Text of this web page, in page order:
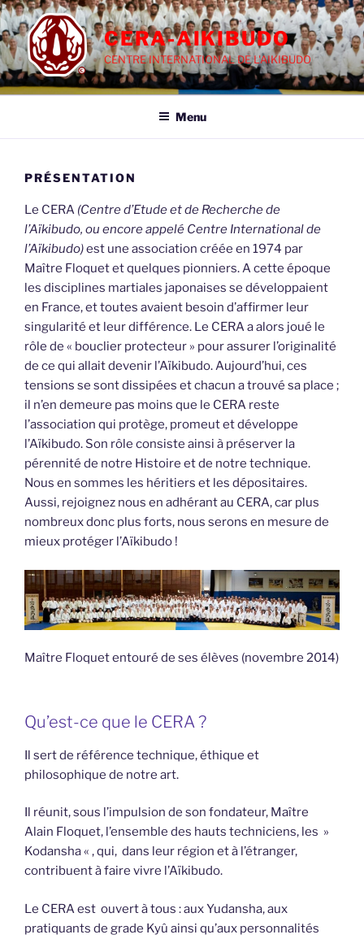
Aller
au
contenu
principal
CERA-AIKIBUDO
CENTRE INTERNATIONAL DE L'AIKIBUDO
Menu
PRÉSENTATION
Le CERA (Centre d’Etude et de Recherche de
l’Aïkibudo, ou encore appelé Centre International de
l’Aïkibudo)est une association créée en 1974 par
Maître Floquet et quelques pionniers. A cette époque
les disciplines martiales japonaises se développaient
en France, et toutes avaient besoin d’affirmer leur
singularité et leur différence. Le CERA a alors joué le
rôle de « bouclier protecteur » pour assurer l’originalité
de ce qui allait devenir l’Aïkibudo. Aujourd’hui, ces
tensions se sont dissipées et chacun a trouvé sa place ;
il n’en demeure pas moins que le CERA reste
l’association qui protège, promeut et développe
l’Aïkibudo. Son rôle consiste ainsi à préserver la
pérennité de notre Histoire et de notre technique.
Nous en sommes les héritiers et les dépositaires.
Aussi, rejoignez nous en adhérant au CERA, car plus
nombreux donc plus forts, nous serons en mesure de
mieux protéger l’Aïkibudo !
Maître Floquet entouré de ses élèves (novembre 2014)
Qu’est-ce que le CERA ?
Il sert de référence technique, éthique et
philosophique de notre art.
Il réunit, sous l’impulsion de son fondateur, Maître
Alain Floquet, l’ensemble des hauts techniciens, les »
Kodansha « , qui, dans leur région et à l’étranger,
contribuent à faire vivre l’Aïkibudo.
Le CERA est ouvert à tous : aux Yudansha, aux
pratiquants de grade Kyû ainsi qu’aux personnalités